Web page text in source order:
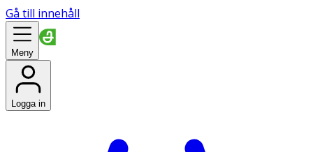
Gå till innehåll
Meny
Logga in